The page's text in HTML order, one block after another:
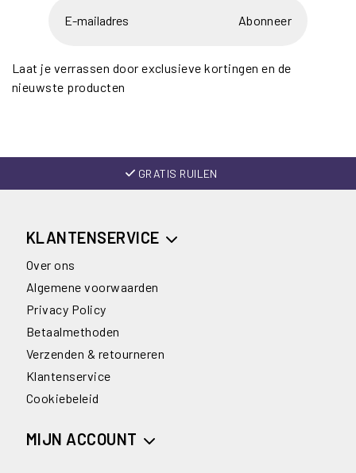
Abonneer
Laat je verrassen door exclusieve kortingen en de
nieuwste producten
GRATIS RUILEN
KLANTENSERVICE
Over ons
Algemene voorwaarden
Privacy Policy
Betaalmethoden
Verzenden & retourneren
Klantenservice
Cookiebeleid
MIJN ACCOUNT